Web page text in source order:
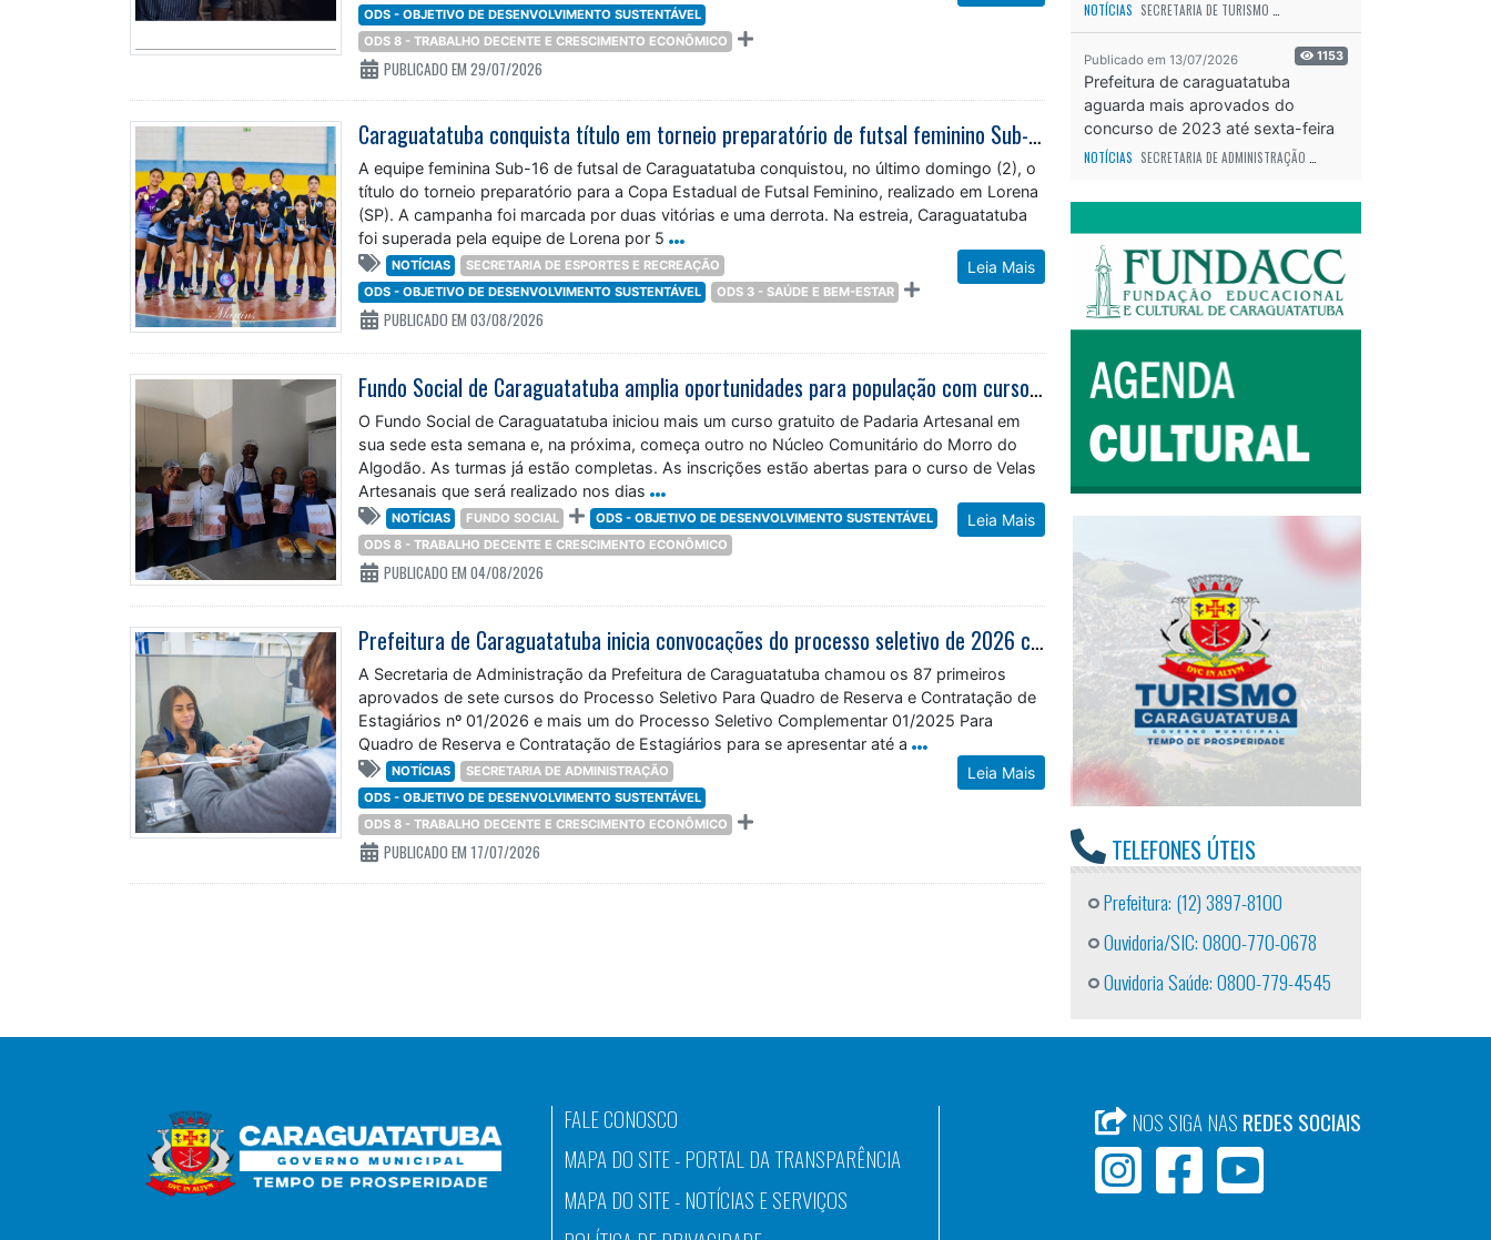
ODS - OBJETIVO DE DESENVOLVIMENTO SUSTENTÁVEL
ODS 8 - TRABALHO DECENTE E CRESCIMENTO ECONÔMICO
PUBLICADO EM 29/07/2026
Caraguatatuba conquista título em torneio preparatório de futsal feminino Sub-16 em Lorena
A equipe feminina Sub-16 de futsal de Caraguatatuba conquistou, no último domingo (2), o
título do torneio preparatório para a Copa Estadual de Futsal Feminino, realizado em Lorena
(SP). A campanha foi marcada por duas vitórias e uma derrota. Na estreia, Caraguatatuba
foi superada pela equipe de Lorena por 5
Leia Mais
NOTÍCIAS
SECRETARIA DE ESPORTES E RECREAÇÃO
ODS - OBJETIVO DE DESENVOLVIMENTO SUSTENTÁVEL
ODS 3 - SAÚDE E BEM-ESTAR
PUBLICADO EM 03/08/2026
Fundo Social de Caraguatatuba amplia oportunidades para população com cursos gratuitos
O Fundo Social de Caraguatatuba iniciou mais um curso gratuito de Padaria Artesanal em
sua sede esta semana e, na próxima, começa outro no Núcleo Comunitário do Morro do
Algodão. As turmas já estão completas. As inscrições estão abertas para o curso de Velas
Artesanais que será realizado nos dias
Leia Mais
NOTÍCIAS FUNDO SOCIAL
ODS - OBJETIVO DE DESENVOLVIMENTO SUSTENTÁVEL
ODS 8 - TRABALHO DECENTE E CRESCIMENTO ECONÔMICO
PUBLICADO EM 04/08/2026
Prefeitura de Caraguatatuba inicia convocações do processo seletivo de 2026 com 87 estagiários de sete cursos
A Secretaria de Administração da Prefeitura de Caraguatatuba chamou os 87 primeiros
aprovados de sete cursos do Processo Seletivo Para Quadro de Reserva e Contratação de
Estagiários nº 01/2026 e mais um do Processo Seletivo Complementar 01/2025 Para
Quadro de Reserva e Contratação de Estagiários para se apresentar até a
Leia Mais
NOTÍCIAS
SECRETARIA DE ADMINISTRAÇÃO
ODS - OBJETIVO DE DESENVOLVIMENTO SUSTENTÁVEL
ODS 8 - TRABALHO DECENTE E CRESCIMENTO ECONÔMICO
PUBLICADO EM 17/07/2026
NOTÍCIAS SECRETARIA DE TURISMO
Publicado em 13/07/2026 1153
Prefeitura de caraguatatuba
aguarda mais aprovados do
concurso de 2023 até sexta-feira
(17)
NOTÍCIAS SECRETARIA DE ADMINISTRAÇÃO
TELEFONES ÚTEIS
Prefeitura: (12) 3897-8100
Ouvidoria/SIC: 0800-770-0678
Ouvidoria Saúde: 0800-779-4545
FALE CONOSCO
MAPA DO SITE - PORTAL DA TRANSPARÊNCIA
MAPA DO SITE - NOTÍCIAS E SERVIÇOS
NOS SIGA NAS REDES SOCIAIS